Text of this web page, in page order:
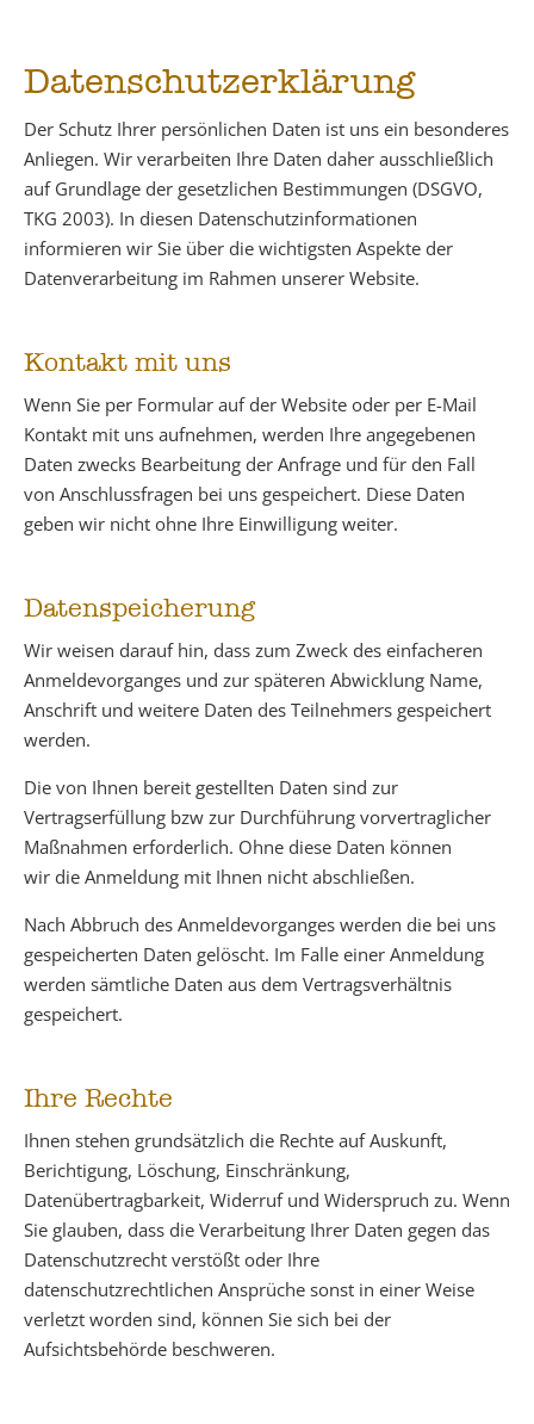
Datenschutzerklärung
Der Schutz Ihrer persönlichen Daten ist uns ein besonderes
Anliegen. Wir verarbeiten Ihre Daten daher ausschließlich
auf Grundlage der gesetzlichen Bestimmungen (DSGVO,
TKG 2003). In diesen Datenschutzinformationen
informieren wir Sie über die wichtigsten Aspekte der
Datenverarbeitung im Rahmen unserer Website.
Kontakt mit uns
Wenn Sie per Formular auf der Website oder per E-Mail
Kontakt mit uns aufnehmen, werden Ihre angegebenen
Daten zwecks Bearbeitung der Anfrage und für den Fall
von Anschlussfragen bei uns gespeichert. Diese Daten
geben wir nicht ohne Ihre Einwilligung weiter.
Datenspeicherung
Wir weisen darauf hin, dass zum Zweck des einfacheren
Anmeldevorganges und zur späteren Abwicklung Name,
Anschrift und weitere Daten des Teilnehmers gespeichert
werden.
Die von Ihnen bereit gestellten Daten sind zur
Vertragserfüllung bzw zur Durchführung vorvertraglicher
Maßnahmen erforderlich. Ohne diese Daten können
wir die Anmeldung mit Ihnen nicht abschließen.
Nach Abbruch des Anmeldevorganges werden die bei uns
gespeicherten Daten gelöscht. Im Falle einer Anmeldung
werden sämtliche Daten aus dem Vertragsverhältnis
gespeichert.
Ihre Rechte
Ihnen stehen grundsätzlich die Rechte auf Auskunft,
Berichtigung, Löschung, Einschränkung,
Datenübertragbarkeit, Widerruf und Widerspruch zu. Wenn
Sie glauben, dass die Verarbeitung Ihrer Daten gegen das
Datenschutzrecht verstößt oder Ihre
datenschutzrechtlichen Ansprüche sonst in einer Weise
verletzt worden sind, können Sie sich bei der
Aufsichtsbehörde beschweren.